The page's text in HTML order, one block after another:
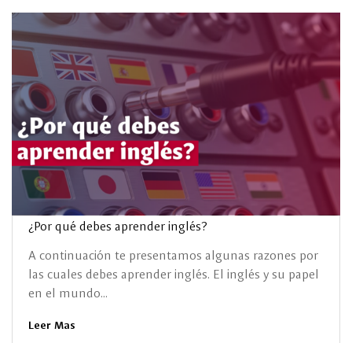
¿Por qué debes aprender inglés?
A continuación te presentamos algunas razones por
las cuales debes aprender inglés. El inglés y su papel
en el mundo...
Leer Mas